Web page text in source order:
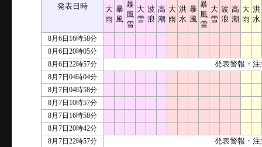
発表日時
大
雨
暴
風
暴
風
雪
大
雪
波
浪
高
潮
大
雨
洪
水
暴
風
暴
風
雪
大
雪
波
浪
高
潮
大
雨
洪
水
8月6日16時58分
8月6日20時05分
8月6日22時57分
発表警報・
8月7日04時04分
8月7日04時58分
8月7日10時57分
8月7日16時58分
8月7日20時42分
8月7日22時57分
発表警報・